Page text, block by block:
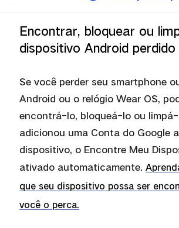
Encontrar, bloquear ou
dispositivo Android perdido
Se você perder seu smartphone
Android ou o relógio Wear OS,
encontrá-lo, bloqueá-lo ou limpá-
adicionou uma Conta do Google
dispositivo, o Encontre Meu
ativado automaticamente.
que seu dispositivo possa ser
você o perca.